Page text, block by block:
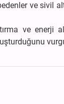
ve sivil
ve enerji